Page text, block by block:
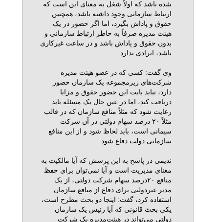
شده باشد که اولاً شغل به معنای این است که
ارتباط سازمانی وجود داشته باشد، همچنین
حقوق و پاداش بگیرد، اما اگر حضور در یک
هیئت مدیره صرفاً به خاطر ارتباط سازمانی و
بدون حقوق و پاداش باشد و در ساعت غیرکاری
باشد، ایرادی ندارد.
وی گفت: کسی که در عضو هیئت مدیره
شرکت‌های زیرمجموعه یک سازمان حضور
دارد، نباید بابت این حضور حقوق و مزایا
دریافت کند، اما در عین حال یک مسئله باید
رعایت شود که مثلاً منافع سازمان که در قالب
مثلاً ۲۰ درصد سهام دولتی در آن شرکت
سیمانی است، باید لحاظ شود و از این منافع
سازمانی دولت دفاع شود.
ندیمی در پاسخ به این پرسش که آیا مالکیت به
معنای مدیریت است و آیا نمی‌توان برای حفظ
منافع ۲۰درصد سهام شرکت دولتی، از یک
مدیر غیردولتی برای دفاع از منافع سازمان
استفاده کرد، گفت: اینجا دو بحث مطرح است،
یکی بحث قانونی که آیا رئیس یک سازمان
دولتی می‌تواند در هیئت‌مدیره یک شرکت